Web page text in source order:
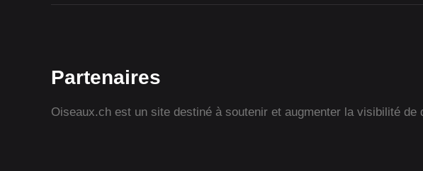
Partenaires
Oiseaux.ch est un site destiné à soutenir et augmenter la visibilité